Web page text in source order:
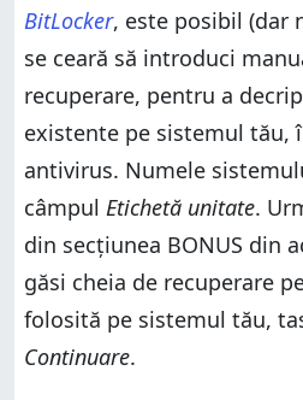
BitLocker, este posibil (dar
se ceară să introduci
recuperare, pentru a
existente pe sistemul tău,
antivirus. Numele
câmpul Etichetă unitate.
din secțiunea BONUS din
găsi cheia de recuperare
folosită pe sistemul tău,
Continuare.